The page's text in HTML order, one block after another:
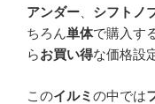
アンダー
シフトノ
ちろん単体で購入す
らお買い得な価格設
このイルミ の中では